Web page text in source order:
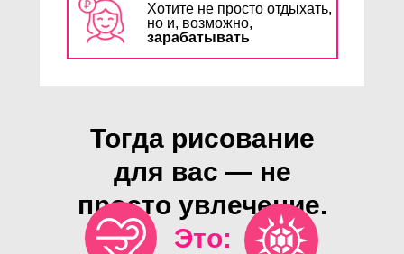
Хотите не просто отдыхать,
но и, возможно,
зарабатывать
Тогда рисование
для вас — не
просто увлечение.
Это: